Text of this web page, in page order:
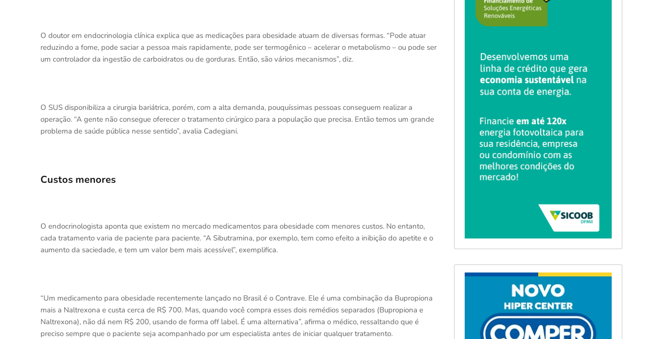
O doutor em endocrinologia clínica explica que as medicações para obesidade atuam de diversas formas. “Pode atuar
reduzindo a fome, pode saciar a pessoa mais rapidamente, pode ser termogênico – acelerar o metabolismo – ou pode ser
um controlador da ingestão de carboidratos ou de gorduras. Então, são vários mecanismos”, diz.
O SUS disponibiliza a cirurgia bariátrica, porém, com a alta demanda, pouquíssimas pessoas conseguem realizar a
operação. “A gente não consegue oferecer o tratamento cirúrgico para a população que precisa. Então temos um grande
problema de saúde pública nesse sentido”, avalia Cadegiani.
Custos menores
O endocrinologista aponta que existem no mercado medicamentos para obesidade com menores custos. No entanto,
cada tratamento varia de paciente para paciente. “A Sibutramina, por exemplo, tem como efeito a inibição do apetite e o
aumento da saciedade, e tem um valor bem mais acessível”, exemplifica.
“Um medicamento para obesidade recentemente lançado no Brasil é o Contrave. Ele é uma combinação da Bupropiona
mais a Naltrexona e custa cerca de R$ 700. Mas, quando você compra esses dois remédios separados (Bupropiona e
Naltrexona), não dá nem R$ 200, usando de forma off label. É uma alternativa”, afirma o médico, ressaltando que é
preciso sempre que o paciente seja acompanhado por um especialista antes de iniciar qualquer tratamento.